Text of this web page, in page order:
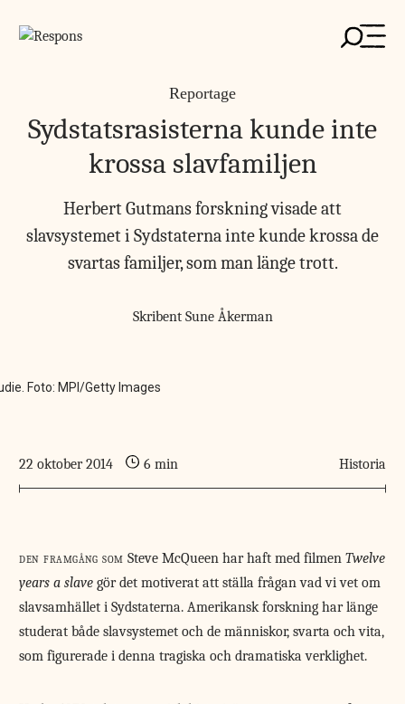
Reportage
Sydstatsrasisterna kunde inte
krossa slavfamiljen
Herbert Gutmans forskning visade att
slavsystemet i Sydstaterna inte kunde krossa de
svartas familjer, som man länge trott.
Skribent Sune Åkerman
Foto: MPI/Getty Images
22 oktober 2014 6 min Historia
den framgång som Steve McQueen har haft med filmen Twelve
years a slave gör det motiverat att ställa frågan vad vi vet om
slavsamhället i Sydstaterna. Amerikansk forskning har länge
studerat både slavsystemet och de människor, svarta och vita,
som figurerade i denna tragiska och dramatiska verklighet.